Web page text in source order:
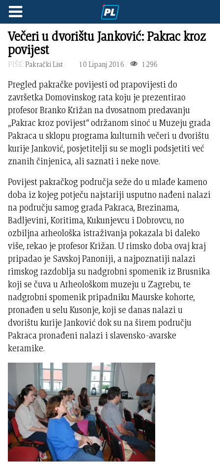
Večeri u dvorištu Janković: Pakrac kroz
povijest
PIŠE: Pakrački List 10 Lipanj 2016 1296
Pregled pakračke povijesti od prapovijesti do
završetka Domovinskog rata koju je prezentirao
profesor Branko Križan na dvosatnom predavanju
„Pakrac kroz povijest“ održanom sinoć u Muzeju grada
Pakraca u sklopu programa kulturnih večeri u dvorištu
kurije Janković, posjetitelji su se mogli podsjetiti već
znanih činjenica, ali saznati i neke nove.
Povijest pakračkog područja seže do u mlađe kameno
doba iz kojeg potječu najstariji usputno nađeni nalazi
na području samog grada Pakraca, Brezinama,
Badljevini, Koritima, Kukunjevcu i Dobrovcu, no
ozbiljna arheološka istraživanja pokazala bi daleko
više, rekao je profesor Križan. U rimsko doba ovaj kraj
pripadao je Savskoj Panoniji, a najpoznatiji nalazi
rimskog razdoblja su nadgrobni spomenik iz Brusnika
koji se čuva u Arheološkom muzeju u Zagrebu, te
nadgrobni spomenik pripadniku Maurske kohorte,
pronađen u selu Kusonje, koji se danas nalazi u
dvorištu kurije Janković dok su na širem području
Pakraca pronađeni nalazi i slavensko-avarske
keramike.